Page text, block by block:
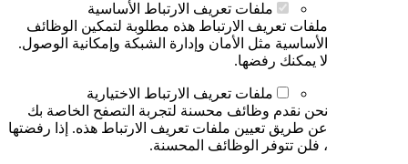
ملفات تعريف الارتباط الأساسية
ملفات تعريف الارتباط هذه مطلوبة لتمكين الوظائف
الأساسية مثل الأمان وإدارة الشبكة وإمكانية الوصول.
لا يمكنك رفضها.
ملفات تعريف الارتباط الاختيارية
نحن نقدم وظائف محسنة لتجربة التصفح الخاصة بك
عن طريق تعيين ملفات تعريف الارتباط هذه. إذا رفضتها
، فلن تتوفر الوظائف المحسنة.